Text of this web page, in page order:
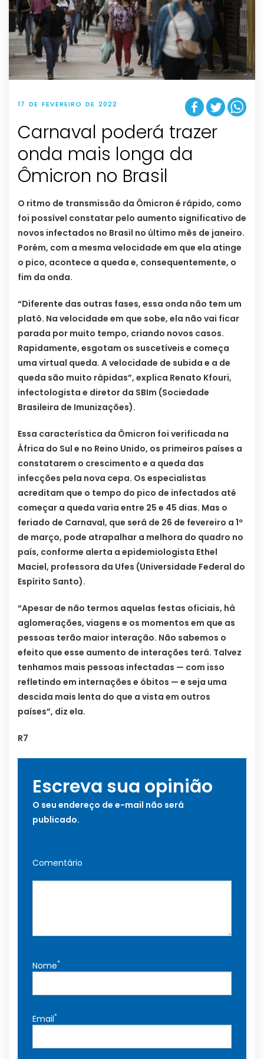
17 DE FEVEREIRO DE 2022
Carnaval poderá trazer
onda mais longa da
Ômicron no Brasil
O ritmo de transmissão da Ômicron é rápido, como
foi possível constatar pelo aumento significativo de
novos infectados no Brasil no último mês de janeiro.
Porém, com a mesma velocidade em que ela atinge
o pico, acontece a queda e, consequentemente, o
fim da onda.
“Diferente das outras fases, essa onda não tem um
platô. Na velocidade em que sobe, ela não vai ficar
parada por muito tempo, criando novos casos.
Rapidamente, esgotam os suscetíveis e começa
uma virtual queda. A velocidade de subida e a de
queda são muito rápidas”, explica Renato Kfouri,
infectologista e diretor da SBIm (Sociedade
Brasileira de Imunizações).
Essa característica da Ômicron foi verificada na
África do Sul e no Reino Unido, os primeiros países a
constatarem o crescimento e a queda das
infecções pela nova cepa. Os especialistas
acreditam que o tempo do pico de infectados até
começar a queda varia entre 25 e 45 dias. Mas o
feriado de Carnaval, que será de 26 de fevereiro a 1º
de março, pode atrapalhar a melhora do quadro no
país, conforme alerta a epidemiologista Ethel
Maciel, professora da Ufes (Universidade Federal do
Espírito Santo).
“Apesar de não termos aquelas festas oficiais, há
aglomerações, viagens e os momentos em que as
pessoas terão maior interação. Não sabemos o
efeito que esse aumento de interações terá. Talvez
tenhamos mais pessoas infectadas — com isso
refletindo em internações e óbitos — e seja uma
descida mais lenta do que a vista em outros
países”, diz ela.
R7
Escreva sua opinião
O seu endereço de e-mail não será
publicado.
Comentário
Nome*
Email*